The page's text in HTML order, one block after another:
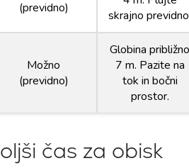
(previdno)
skrajno
Možno
(previdno)
Globina
7 m. Pazite na
tok in bočni
prostor.
čas za obisk